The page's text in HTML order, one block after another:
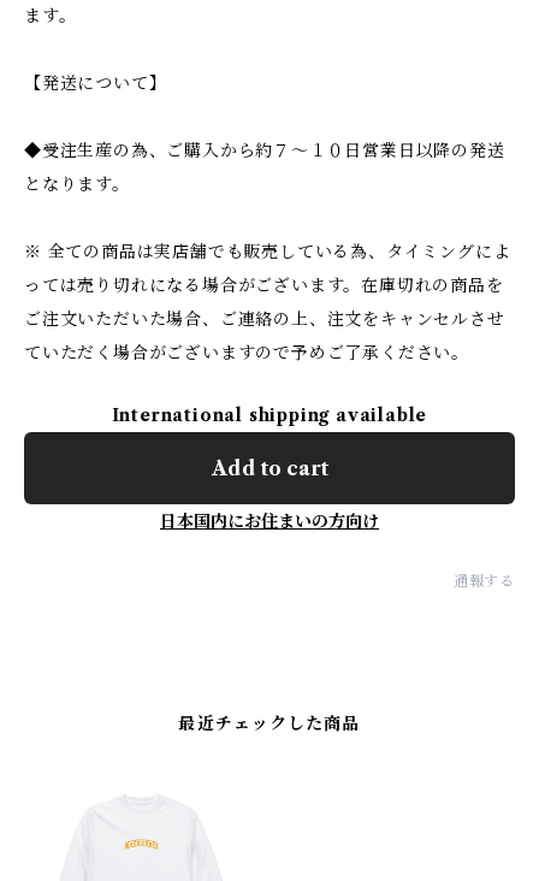
ます。
【発送について】
◆受注生産の為、ご購入から約７〜１０日営業日以降の発送
となります。
※ 全ての商品は実店舗でも販売している為、タイミングによ
っては売り切れになる場合がございます。在庫切れの商品を
ご注文いただいた場合、ご連絡の上、注文をキャンセルさせ
ていただく場合がございますので予めご了承ください。
International shipping available
Add to cart
日本国内にお住まいの方向け
通報する
最近チェックした商品